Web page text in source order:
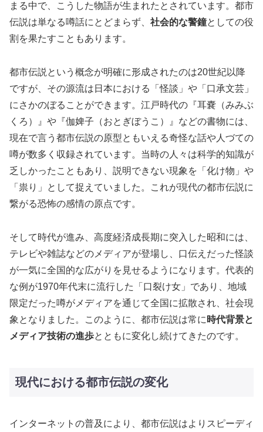
まる中で、こうした物語が生まれたとされています。都市
伝説は単なる噂話にとどまらず、 社会的な警鐘としての役
割を果たすこともあります。
都市伝説という概念が明確に形成されたのは20世紀以降
ですが、その源流は日本における「怪談」や「口承文芸」
にさかのぼることができます。江戸時代の『耳嚢（みみぶ
くろ）』や『伽婢子（おとぎぼうこ）』などの書物には、
現在で言う都市伝説の原型ともいえる奇怪な話や人づての
噂が数多く収録されています。当時の人々は科学的知識が
乏しかったこともあり、説明できない現象を「化け物」や
「祟り」として捉えていました。これが現代の都市伝説に
繋がる恐怖の感情の原点です。
そして時代が進み、高度経済成長期に突入した昭和には、
テレビや雑誌などのメディアが登場し、口伝えだった怪談
が一気に全国的な広がりを見せるようになります。代表的
な例が1970年代末に流行した「口裂け女」であり、地域
限定だった噂がメディアを通じて全国に拡散され、社会現
象となりました。このように、都市伝説は常に 時代背景と
メディア技術の進歩とともに変化し続けてきたのです。
現代における都市伝説の変化
インターネットの普及により、都市伝説はよりスピーディ